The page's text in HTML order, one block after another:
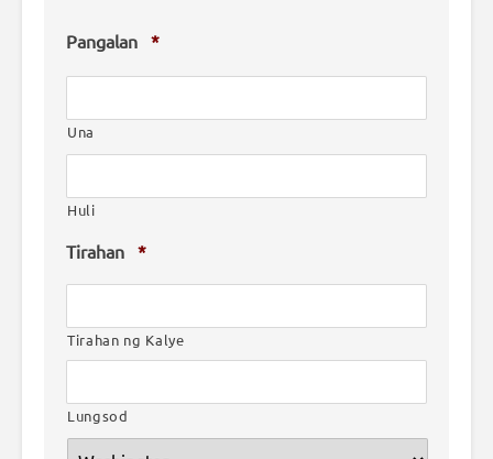
Pangalan *
Una
Huli
Tirahan *
Tirahan ng Kalye
Lungsod